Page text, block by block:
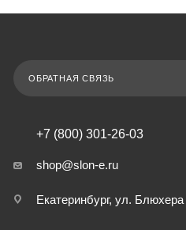
ОБРАТНАЯ СВЯЗЬ
+7 (800) 301-26-03
shop@slon-e.ru
Екатеринбург, ул. Блюхера